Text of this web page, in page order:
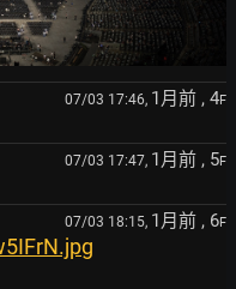
07/03 17:46, 1月前 , 4F
07/03 17:47, 1月前 , 5F
07/03 18:15, 1月前 , 6F